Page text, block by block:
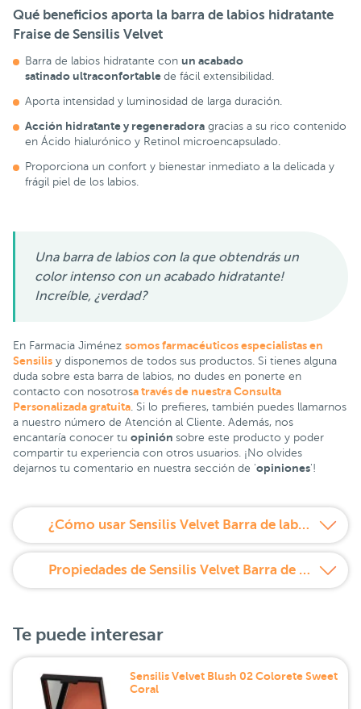
Qué beneficios aporta la barra de labios hidratante
Fraise de Sensilis Velvet
Barra de labios hidratante con un acabado
satinado ultraconfortable de fácil extensibilidad.
Aporta intensidad y luminosidad de larga duración.
Acción hidratante y regeneradora gracias a su rico contenido
en Ácido hialurónico y Retinol microencapsulado.
Proporciona un confort y bienestar inmediato a la delicada y
frágil piel de los labios.
Una barra de labios con la que obtendrás un
color intenso con un acabado hidratante!
Increíble, ¿verdad?
En Farmacia Jiménez somos farmacéuticos especialistas en
Sensilis y disponemos de todos sus productos. Si tienes alguna
duda sobre esta barra de labios, no dudes en ponerte en
contacto con nosotrosa través de nuestra Consulta
Personalizada gratuita. Si lo prefieres, también puedes llamarnos
a nuestro número de Atención al Cliente. Además, nos
encantaría conocer tu opinión sobre este producto y poder
compartir tu experiencia con otros usuarios. ¡No olvides
dejarnos tu comentario en nuestra sección de 'opiniones'!
¿Cómo usar Sensilis Velvet Barra de labios hidratante Tono 204 Fraise?
Propiedades de Sensilis Velvet Barra de labios hidratante Tono 204 Fraise
Te puede interesar
Sensilis Velvet Blush 02 Colorete Sweet
Coral